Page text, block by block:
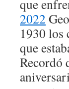
que
2022
1930 los
que
Recordó